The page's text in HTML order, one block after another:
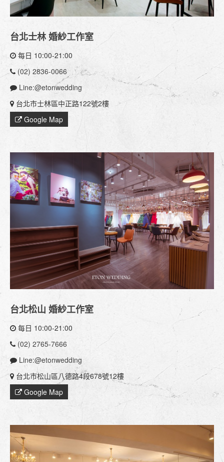
台北士林 婚紗工作室
每日 10:00-21:00
(02) 2836-0066
Line:@etonwedding
台北市士林區中正路122號2樓
Google Map
台北松山 婚紗工作室
每日 10:00-21:00
(02) 2765-7666
Line:@etonwedding
台北市松山區八德路4段678號12樓
Google Map